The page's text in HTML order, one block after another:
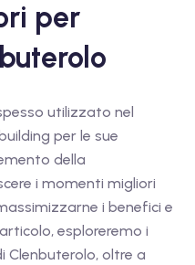
per
utilizzato nel
per le sue
della
i momenti migliori
i benefici e
esploreremo i
Clenbuterolo, oltre a